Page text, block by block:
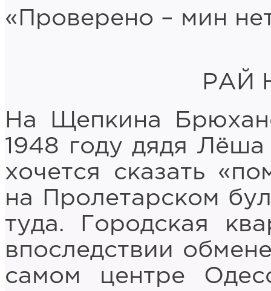
«Проверено – мин
РАЙ
На Щепкина
1948 году дядя
хочется сказать
на Пролетарском
туда. Городская
впоследствии
самом центре